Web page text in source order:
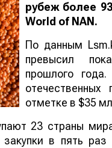
рубеж более
World of NAN .
По данным
превысил
прошлого
отечественных
отметке в $35
23 страны
в пять